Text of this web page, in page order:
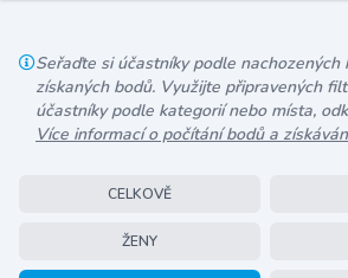
Seřaďte si účastníky podle nachozených
získaných bodů. Využijte připravených
účastníky podle kategorií nebo místa,
Více informací o počítání bodů a
CELKOVĚ
ŽENY